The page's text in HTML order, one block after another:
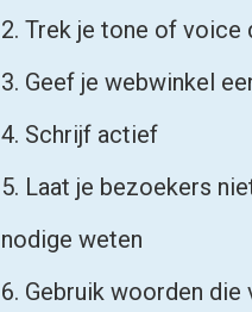
2. Trek je tone of voice
3. Geef je webwinkel
4. Schrijf actief
5. Laat je bezoekers
nodige weten
6. Gebruik woorden die